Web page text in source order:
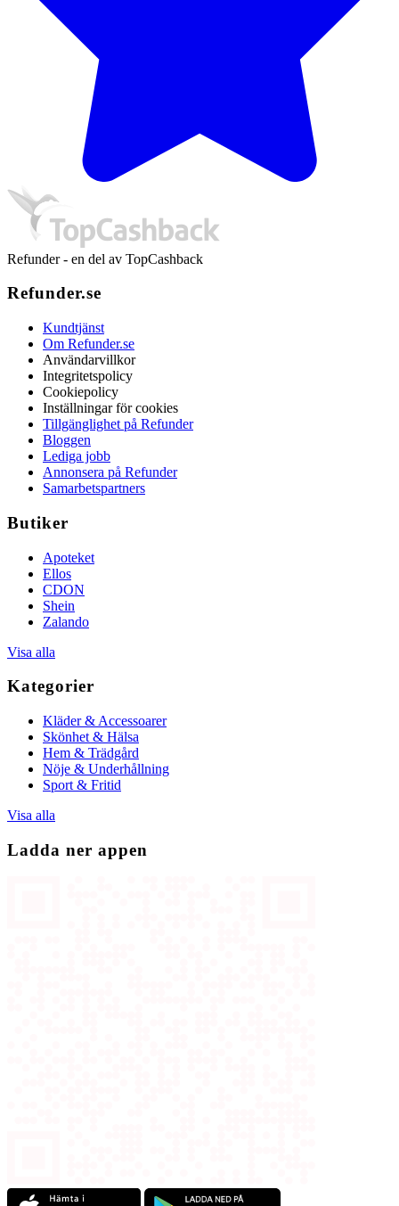
Refunder - en del av TopCashback
Refunder.se
Kundtjänst
Om Refunder.se
Användarvillkor
Integritetspolicy
Cookiepolicy
Inställningar för cookies
Tillgänglighet på Refunder
Bloggen
Lediga jobb
Annonsera på Refunder
Samarbetspartners
Butiker
Apoteket
Ellos
CDON
Shein
Zalando
Visa alla
Kategorier
Kläder & Accessoarer
Skönhet & Hälsa
Hem & Trädgård
Nöje & Underhållning
Sport & Fritid
Visa alla
Ladda ner appen